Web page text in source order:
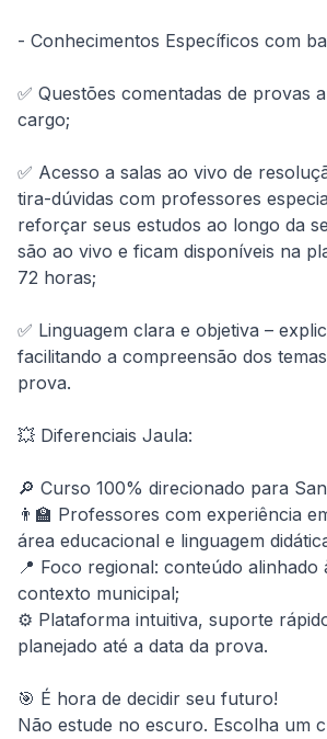
- Conhecimentos Específicos com
✅ Questões comentadas de provas
cargo;
✅ Acesso a salas ao vivo de
tira-dúvidas com professores
reforçar seus estudos ao longo da
são ao vivo e ficam disponíveis na
72 horas;
✅ Linguagem clara e objetiva –
facilitando a compreensão dos
prova.
💥 Diferenciais Jaula:
🔎 Curso 100% direcionado para
👨‍🏫 Professores com experiência
área educacional e linguagem
📍 Foco regional: conteúdo alinhado
contexto municipal;
⚙️ Plataforma intuitiva, suporte
planejado até a data da prova.
🎯 É hora de decidir seu futuro!
Não estude no escuro. Escolha um